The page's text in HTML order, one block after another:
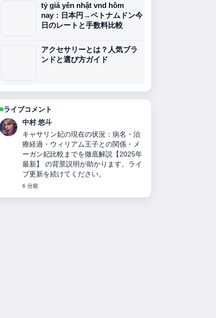
tỷ giá yên nhật vnd hôm
nay：日本円→ベトナムドン今
日のレートと手数料比較
アクセサリーとは？人気ブラ
ンドと選び方ガイド
ライブコメント
山本 葵
力道山刺殺事件の真相：襲撃犯の正
体、死因、妻の人数、襲撃犯の娘説、
与謝野晶子と木村雅彦のミームまで徹
底検証 の報道は丁寧で、流れを追いや
すいです。
8 分前